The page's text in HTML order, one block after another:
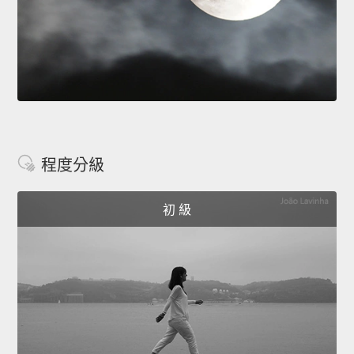
程度分級
初 級